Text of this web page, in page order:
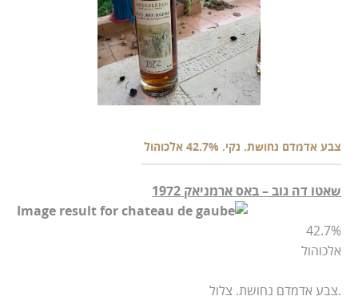
צבע אדמדם נחושת. נקי. 42.7% אלכוהול
שאטו דה גוב – באס ארמניאק 1972
42.7%
אלכוהול
.צבע אדמדם נחושת. צלול